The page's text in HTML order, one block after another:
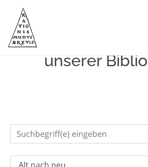
Einfache Suche im
unserer